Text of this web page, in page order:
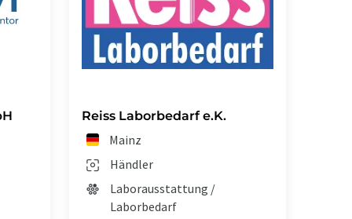
Reiss Laborbedarf e.K.
Mainz
Händler
Laborausstattung /
Laborbedarf